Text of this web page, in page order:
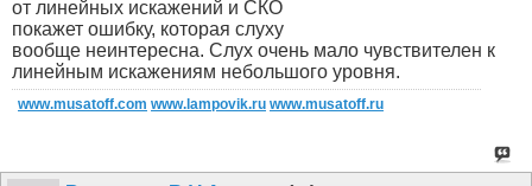
от линейных искажений и СКО
покажет ошибку, которая слуху
вообще неинтересна. Слух очень мало чувствителен к
линейным искажениям небольшого уровня.
www.musatoff.com www.lampovik.ru www.musatoff.ru